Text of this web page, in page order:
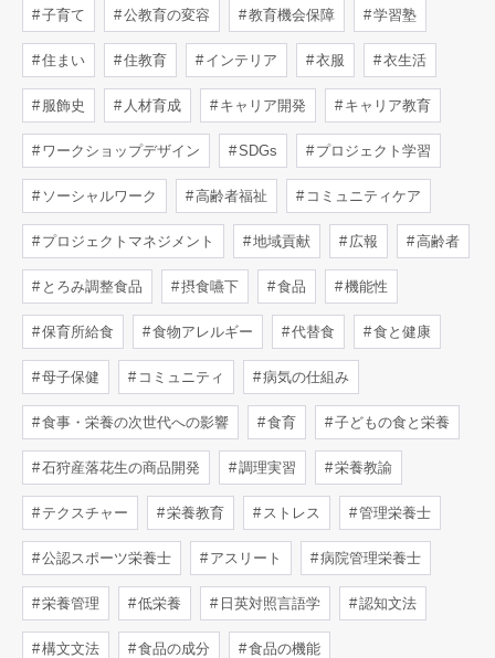
子育て 公教育の変容 教育機会保障 学習塾
住まい 住教育 インテリア 衣服 衣生活
服飾史 人材育成 キャリア開発 キャリア教育
ワークショップデザイン SDGs プロジェクト学習
ソーシャルワーク 高齢者福祉 コミュニティケア
プロジェクトマネジメント 地域貢献 広報 高齢者
とろみ調整食品 摂食嚥下 食品 機能性
保育所給食 食物アレルギー 代替食 食と健康
母子保健 コミュニティ 病気の仕組み
食事・栄養の次世代への影響 食育 子どもの食と栄養
石狩産落花生の商品開発 調理実習 栄養教諭
テクスチャー 栄養教育 ストレス 管理栄養士
公認スポーツ栄養士 アスリート 病院管理栄養士
栄養管理 低栄養 日英対照言語学 認知文法
構文文法 食品の成分 食品の機能